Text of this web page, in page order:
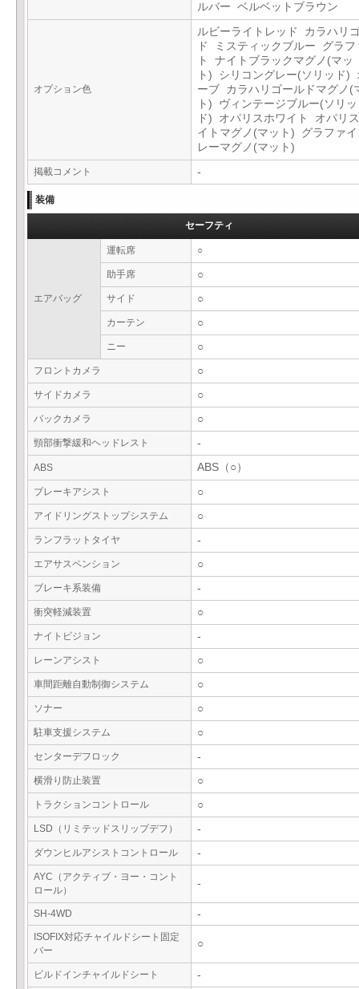
ルバー ベルベットブラウン
オプション色
ルビーライトレッド カラハリ
ド ミスティックブルー グラフ
ト ナイトブラックマグノ(マッ
ト) シリコングレー(ソリッド)
ーブ カラハリゴールドマグノ(
ト) ヴィンテージブルー(ソリッ
ド) オパリスホワイト オパリ
イトマグノ(マット) グラファ
レーマグノ(マット)
掲載コメント -
装備
セーフティ
エアバッグ
運転席 ○
助手席 ○
サイド ○
カーテン ○
ニー ○
フロントカメラ ○
サイドカメラ ○
バックカメラ ○
頸部衝撃緩和ヘッドレスト -
ABS ABS（○）
ブレーキアシスト ○
アイドリングストップシステム ○
ランフラットタイヤ -
エアサスペンション ○
ブレーキ系装備 -
衝突軽減装置 ○
ナイトビジョン -
レーンアシスト ○
車間距離自動制御システム ○
ソナー ○
駐車支援システム ○
センターデフロック -
横滑り防止装置 ○
トラクションコントロール ○
LSD（リミテッドスリップデフ） -
ダウンヒルアシストコントロール -
AYC（アクティブ・ヨー・コント
ロール）
-
SH-4WD -
ISOFIX対応チャイルドシート固定
バー
○
ビルドインチャイルドシート -